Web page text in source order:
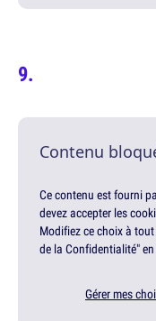
Contenu
Ce contenu est fourni
devez accepter les
Modifiez ce choix à
de la Confidentialité"
Gérer mes